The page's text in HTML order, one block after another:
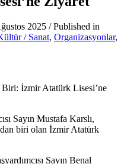
2025 /Published in
/ Sanat, Organizasyonlar,
İzmir Atatürk Lisesi’ne
Sayın Mustafa Karslı,
biri olan İzmir Atatürk
Sayın Benal